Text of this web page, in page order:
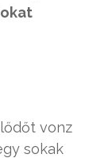
vonz
sokak